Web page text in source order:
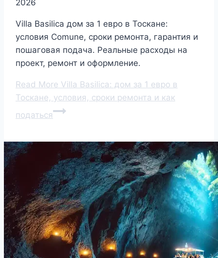
2026
Villa Basilica дом за 1 евро в Тоскане:
условия Comune, сроки ремонта, гарантия и
пошаговая подача. Реальные расходы на
проект, ремонт и оформление.
Read More Villa Basilica: дом за 1 евро в
Тоскане, условия, сроки ремонта и как
податься